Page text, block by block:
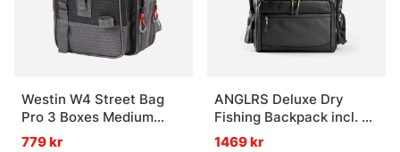
Westin W4 Street Bag
Pro 3 Boxes Medium
Titanium Black
779 kr
ANGLRS Deluxe Dry
Fishing Backpack incl. 4
Boxes
1469 kr